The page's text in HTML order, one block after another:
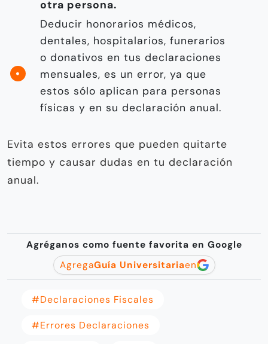
otra persona.
Deducir honorarios médicos,
dentales, hospitalarios, funerarios
o donativos en tus declaraciones
mensuales, es un error, ya que
estos sólo aplican para personas
físicas y en su declaración anual.
Evita estos errores que pueden quitarte
tiempo y causar dudas en tu declaración
anual.
Agréganos como fuente favorita en Google
AgregaGuía Universitariaen
#Declaraciones Fiscales
#Errores Declaraciones